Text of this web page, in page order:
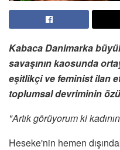
Kabaca Danimarka
savaşının kaosunda
eşitlikçi ve feminist ilan
toplumsal devriminin
"Artık görüyorum ki
Heseke'nin hemen